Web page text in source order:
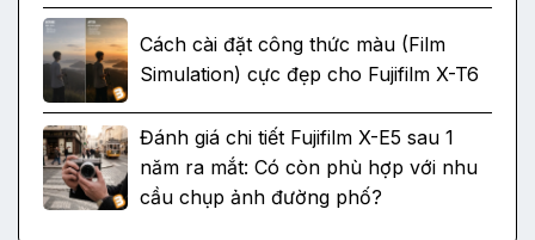
Cách cài đặt công thức màu (Film
Simulation) cực đẹp cho Fujifilm X-T6
Đánh giá chi tiết Fujifilm X-E5 sau 1
năm ra mắt: Có còn phù hợp với nhu
cầu chụp ảnh đường phố?